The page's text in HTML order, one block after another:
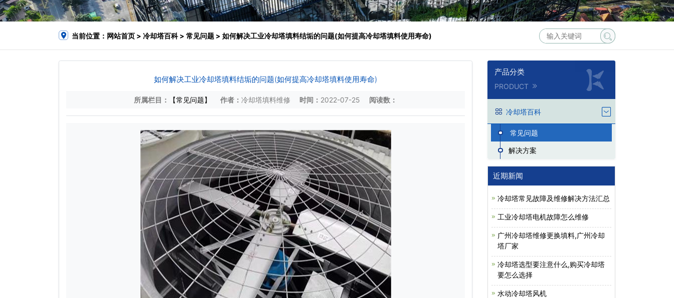
当前位置： 网站首页 > 冷却塔百科> 常见问题 > 如何解决工业冷却塔填料结垢的问题(如何提高冷却塔填料使用寿命)
如何解决工业冷却塔填料结垢的问题(如何提高冷却塔填料使用寿命)
所属栏目： 【常见问题】 作者： 冷却塔填料维修 时间： 2022-07-25 阅读数：
产品分类
PRODUCT
冷却塔百科
常见问题
解决方案
近期新闻
冷却塔常见故障及维修解决方法汇总
工业冷却塔电机故障怎么维修
广州冷却塔维修更换填料,广州冷却
塔厂家
冷却塔选型要注意什么,购买冷却塔
要怎么选择
水动冷却塔风机